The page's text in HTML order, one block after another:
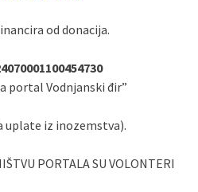
od donacija.
portal Vodnjanski đir”
uplate iz inozemstva).
PORTALA SU VOLONTERI